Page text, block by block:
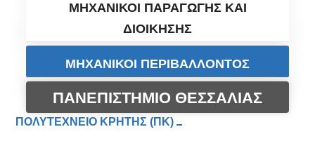
ΜΗΧΑΝΙΚΟΙ ΠΑΡΑΓΩΓΗΣ ΚΑΙ
ΔΙΟΙΚΗΣΗΣ
ΜΗΧΑΝΙΚΟΙ ΠΕΡΙΒΑΛΛΟΝΤΟΣ
ΠΑΝΕΠΙΣΤΗΜΙΟ ΘΕΣΣΑΛΙΑΣ
ΠΟΛΥΤΕΧΝΕΙΟ ΚΡΗΤΗΣ (ΠΚ)